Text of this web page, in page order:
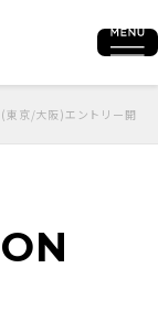
東京/大阪)エントリー開